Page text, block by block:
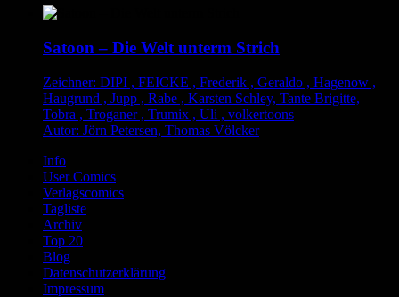
Satoon – Die Welt unterm Strich
Zeichner: DIPI , FEICKE , Frederik , Geraldo , Hagenow ,
Haugrund , Jupp , Rabe , Karsten Schley, Tante Brigitte,
Tobra , Troganer , Trumix , Uli , volkertoons
Autor: Jörn Petersen, Thomas Völcker
Info
User Comics
Verlagscomics
Tagliste
Archiv
Top 20
Blog
Datenschutzerklärung
Impressum